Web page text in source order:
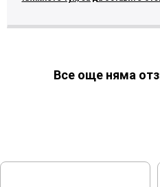
Все още няма